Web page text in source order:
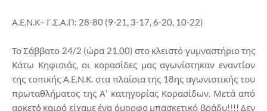
Α.Ε.Ν.Κ– Γ.Σ.Α.Π: 28-80 (9-21, 3-17, 6-20, 10-22)
Το Σάββατο 24/2 (ώρα 21.00) στο κλειστό γυμναστήριο της
Κάτω Κηφισιάς, οι κορασίδες μας αγωνίστηκαν εναντίον
της τοπικής Α.Ε.Ν.Κ. στα πλαίσια της 18ης αγωνιστικής του
πρωταθλήματος της Α’ κατηγορίας Κορασίδων. Μετά από
αρκετό καιρό είχαμε ένα όμορφο μπασκετικό βράδυ!!!! Δεν